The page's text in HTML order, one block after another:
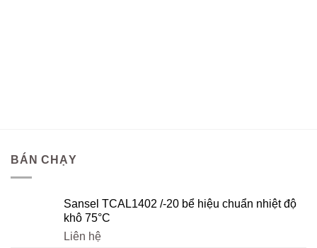
BÁN CHẠY
Sansel TCAL1402 /-20 bể hiệu chuẩn nhiệt độ
khô 75°C
Liên hệ